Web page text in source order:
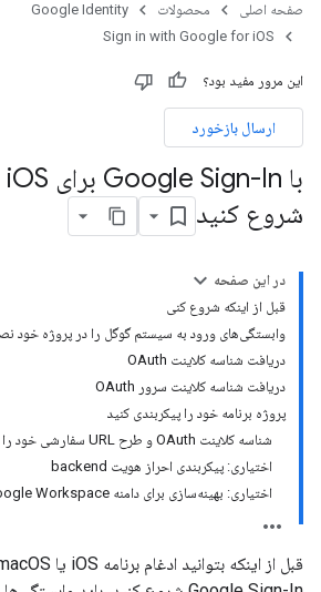
صفحه اصلی محصولات
Google Identity
Sign in with Google for iOS
این مرور مفید بود؟
ارسال بازخورد
با Google Sign-In برای i OS و mac
شروع کنید
در این صفحه
قبل از اینکه شروع کنی
وابستگی‌های ورود به سیستم گوگل را در پروژه خود
دریافت شناسه کلاینت OAuth
دریافت شناسه کلاینت سرور OAuth
پروژه برنامه خود را پیکربندی کنید
شناسه کلاینت OAuth و طرح URL سفارشی خود را اضافه کنید
اختیاری: پیکربندی احراز هویت backend
اختیاری: بهینه‌سازی برای دامنه Google Workspace یا OpenID realm